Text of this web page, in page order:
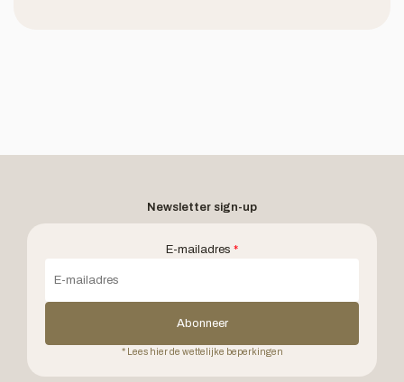
Newsletter sign-up
E-mailadres *
Abonneer
* Lees hier de wettelijke beperkingen